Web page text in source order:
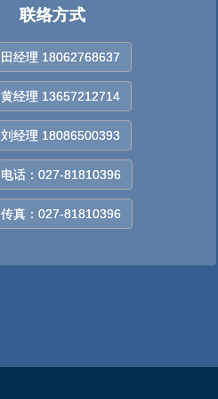
联络方式
田经理 18062768637
黄经理 13657212714
刘经理 18086500393
电话：027-81810396
传真：027-81810396